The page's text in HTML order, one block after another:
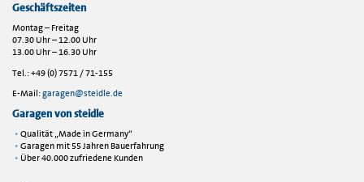
Geschäftszeiten
Montag – Freitag
07.30 Uhr – 12.00 Uhr
13.00 Uhr – 16.30 Uhr
Tel.: +49 (0) 7571 / 71-155
E-Mail:garagen@steidle.de
Garagen von steidle
Qualität „Made in Germany“
Garagen mit 55 Jahren Bauerfahrung
Über 40.000 zufriedene Kunden